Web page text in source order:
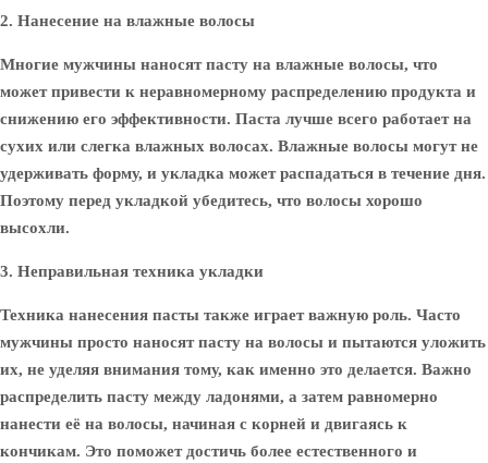
2. Нанесение на влажные волосы
Многие мужчины наносят пасту на влажные волосы, что
может привести к неравномерному распределению продукта и
снижению его эффективности. Паста лучше всего работает на
сухих или слегка влажных волосах. Влажные волосы могут не
удерживать форму, и укладка может распадаться в течение дня.
Поэтому перед укладкой убедитесь, что волосы хорошо
высохли.
3. Неправильная техника укладки
Техника нанесения пасты также играет важную роль. Часто
мужчины просто наносят пасту на волосы и пытаются уложить
их, не уделяя внимания тому, как именно это делается. Важно
распределить пасту между ладонями, а затем равномерно
нанести её на волосы, начиная с корней и двигаясь к
кончикам. Это поможет достичь более естественного и